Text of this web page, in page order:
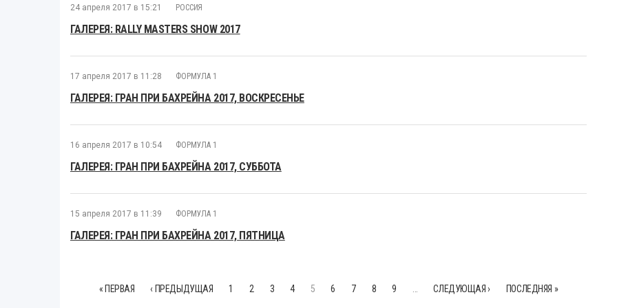
24 апреля 2017 в 15:21 РОССИЯ
ГАЛЕРЕЯ: RALLY MASTERS SHOW 2017
17 апреля 2017 в 11:28 ФОРМУЛА 1
ГАЛЕРЕЯ: ГРАН ПРИ БАХРЕЙНА 2017, ВОСКРЕСЕНЬЕ
16 апреля 2017 в 10:54 ФОРМУЛА 1
ГАЛЕРЕЯ: ГРАН ПРИ БАХРЕЙНА 2017, СУББОТА
15 апреля 2017 в 11:39 ФОРМУЛА 1
ГАЛЕРЕЯ: ГРАН ПРИ БАХРЕЙНА 2017, ПЯТНИЦА
« ПЕРВАЯ ‹ ПРЕДЫДУЩАЯ 1 2 3 4 5 6 7 8 9 СЛЕДУЮЩАЯ › ПОСЛЕДНЯЯ »